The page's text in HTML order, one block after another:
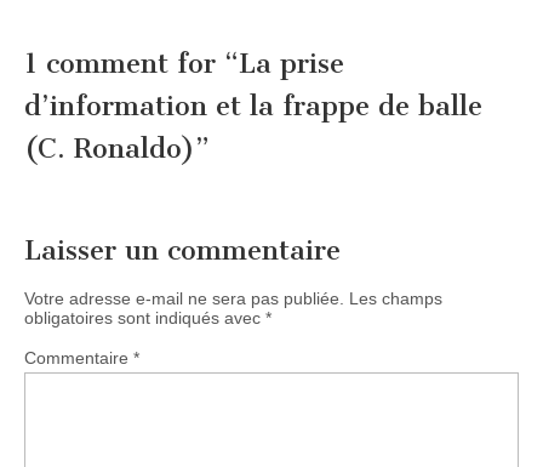
1 comment for “La prise
d’information et la frappe de balle
(C. Ronaldo)”
Laisser un commentaire
Votre adresse e-mail ne sera pas publiée.
Les champs
obligatoires sont indiqués avec *
Commentaire *